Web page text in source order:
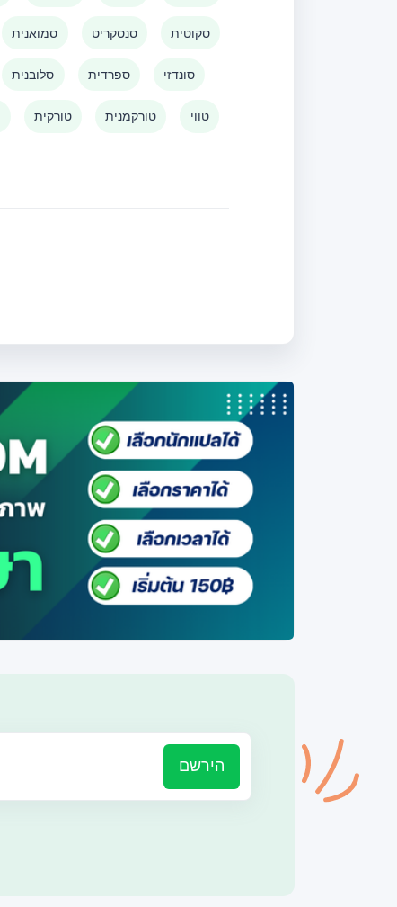
סמואנית סנסקריט סקוטית
סלובנית ספרדית סונדזי
טורקית טורקמנית טווי
הירשם